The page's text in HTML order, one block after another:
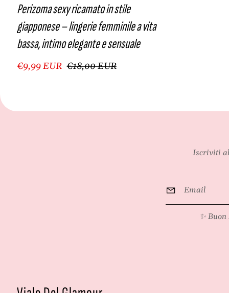
Perizoma sexy ricamato in stile
giapponese – lingerie femminile a vita
bassa, intimo elegante e sensuale
€9,99 EUR €18,00 EUR
Iscriviti
*
✨